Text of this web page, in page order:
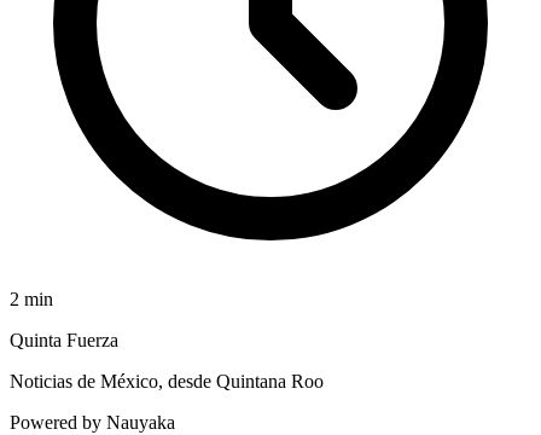
2 min
Quinta Fuerza
Noticias de México, desde Quintana Roo
Powered by Nauyaka